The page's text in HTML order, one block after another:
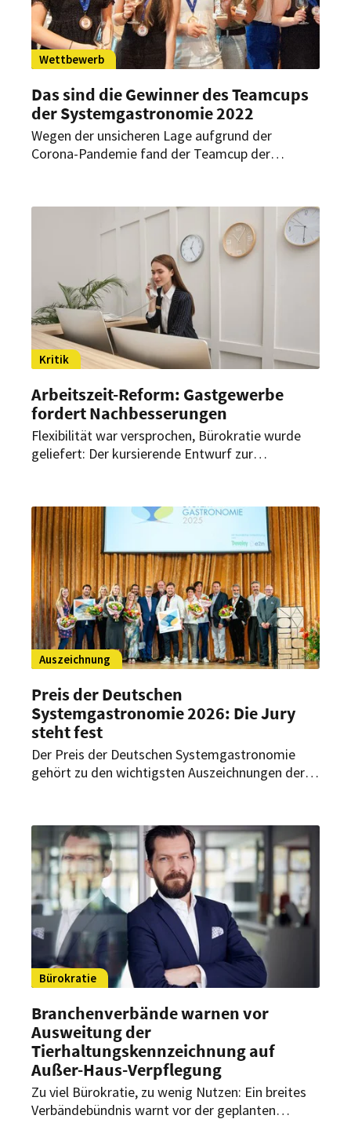
Wettbewerb
Das sind die Gewinner des Teamcups
der Systemgastronomie 2022
Wegen der unsicheren Lage aufgrund der
Corona-Pandemie fand der Teamcup der
Teilnehmer in den verschiedenen Bereichen der
Systemgastronomie beweisen. Jetzt stehen die
Kritik
Arbeitszeit-Reform: Gastgewerbe
fordert Nachbesserungen
Flexibilität war versprochen, Bürokratie wurde
geliefert: Der kursierende Entwurf zur
sehen Branchenverbände vor allem neue Hürden
und zusätzliche Bürokratie.
Auszeichnung
Preis der Deutschen
Systemgastronomie 2026: Die Jury
steht fest
Der Preis der Deutschen Systemgastronomie
gehört zu den wichtigsten Auszeichnungen der
– diesmal bringt auch die Chefredakteurin von
HOGAPAGE ihre Branchenexpertise in das
Gremium mit ein.
Bürokratie
Branchenverbände warnen vor
Ausweitung der
Tierhaltungskennzeichnung auf
Außer-Haus-Verpflegung
Zu viel Bürokratie, zu wenig Nutzen: Ein breites
Verbändebündnis warnt vor der geplanten